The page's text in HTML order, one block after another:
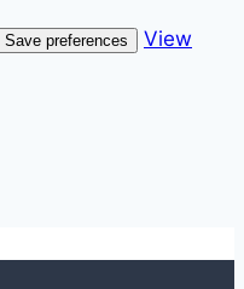
Save preferences
View